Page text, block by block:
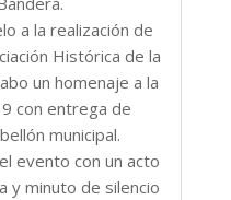
a la realización de
Histórica de la
un homenaje a la
con entrega de
municipal.
evento con un acto
y minuto de silencio